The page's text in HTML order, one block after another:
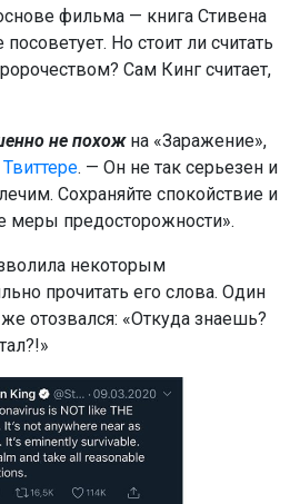
фильма — книга Стивена
Но стоит ли считать
Сам Кинг считает,
не похожна «Заражение»,
Твиттере. — Он не так серьезен и
Сохраняйте спокойствие и
меры предосторожности».
некоторым
прочитать его слова. Один
отозвался: «Откуда знаешь?